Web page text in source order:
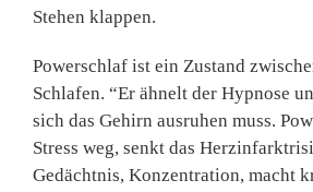
Stehen klappen.
Powerschlaf ist ein Zustand
Schlafen. “Er ähnelt der Hypnose
sich das Gehirn ausruhen muss.
Stress weg, senkt das
Gedächtnis, Konzentration, macht